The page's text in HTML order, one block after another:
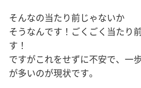
そんなの当たり前じゃないか
そうなんです！ごくごく当たり
す！
ですがこれをせずに不安で、一
が多いのが現状です。